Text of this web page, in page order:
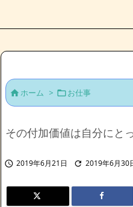
ホーム > お仕事
その付加価値は自分にと
 2019年6月21日  2019年6月30